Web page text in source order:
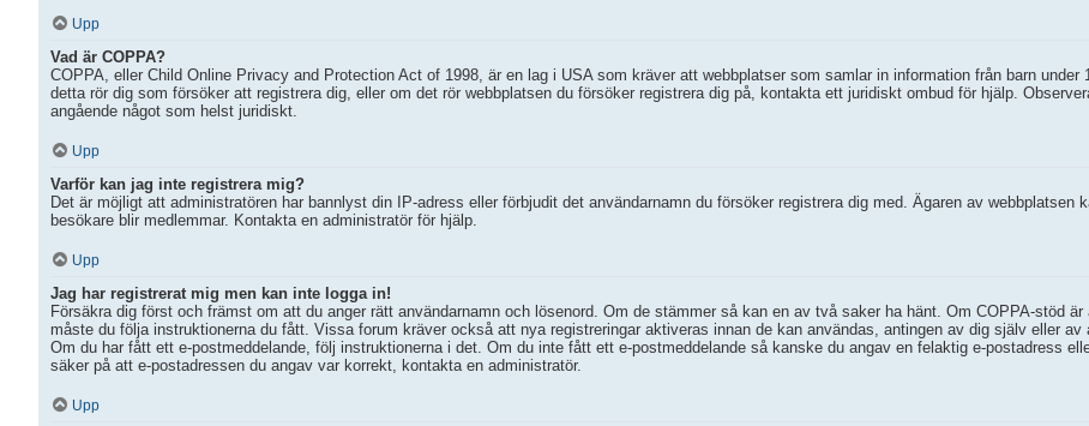
Upp
Vad är COPPA?
COPPA, eller Child Online Privacy and Protection Act of 1998, är en lag i USA som kräver att webbplatser som samlar in information från barn
detta rör dig som försöker att registrera dig, eller om det rör webbplatsen du försöker registrera dig på, kontakta ett juridiskt ombud för hjälp.
angående något som helst juridiskt.
Upp
Varför kan jag inte registrera mig?
Det är möjligt att administratören har bannlyst din IP-adress eller förbjudit det användarnamn du försöker registrera dig med. Ägaren av
besökare blir medlemmar. Kontakta en administratör för hjälp.
Upp
Jag har registrerat mig men kan inte logga in!
Försäkra dig först och främst om att du anger rätt användarnamn och lösenord. Om de stämmer så kan en av två saker ha hänt. Om COPPA-stöd
måste du följa instruktionerna du fått. Vissa forum kräver också att nya registreringar aktiveras innan de kan användas, antingen av dig själv eller av
Om du har fått ett e-postmeddelande, följ instruktionerna i det. Om du inte fått ett e-postmeddelande så kanske du angav en felaktig e-postadress
säker på att e-postadressen du angav var korrekt, kontakta en administratör.
Upp